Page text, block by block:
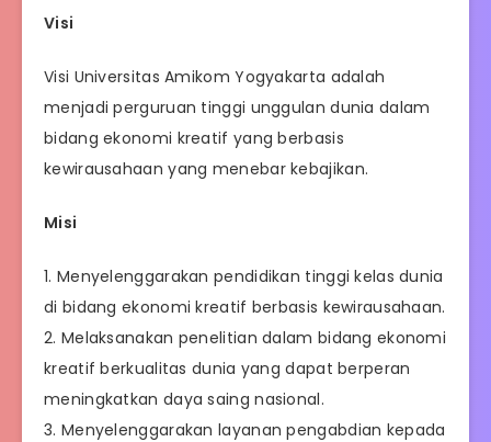
Visi
Visi Universitas Amikom Yogyakarta adalah
menjadi perguruan tinggi unggulan dunia dalam
bidang ekonomi kreatif yang berbasis
kewirausahaan yang menebar kebajikan.
Misi
1. Menyelenggarakan pendidikan tinggi kelas dunia
di bidang ekonomi kreatif berbasis kewirausahaan.
2. Melaksanakan penelitian dalam bidang ekonomi
kreatif berkualitas dunia yang dapat berperan
meningkatkan daya saing nasional.
3. Menyelenggarakan layanan pengabdian kepada